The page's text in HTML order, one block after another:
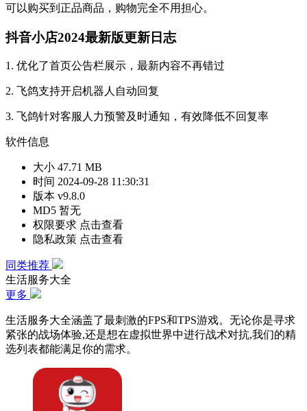
可以购买到正品商品，购物完全不用担心。
抖音小店2024最新版更新日志
1. 优化了首页公告栏展示，最新内容不再错过
2. 飞鸽支持开启机器人自动回复
3. 飞鸽针对客服人力预警及时通知，有效降低不回复率
软件信息
大小 47.71 MB
时间 2024-09-28 11:30:31
版本 v9.8.0
MD5 暂无
权限要求 点击查看
隐私政策 点击查看
同类推荐
生活服务大全
更多
生活服务大全涵盖了最刺激的FPS和TPS游戏。无论你是寻求
紧张的战场体验,还是想在虚拟世界中进行战术对抗,我们的精
选列表都能满足你的需求。